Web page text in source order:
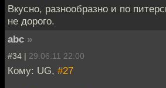
Вкусно, разнообразно и по
не дорого.
abc »
#34 | 29.06.11 22:00
Кому: UG, #27